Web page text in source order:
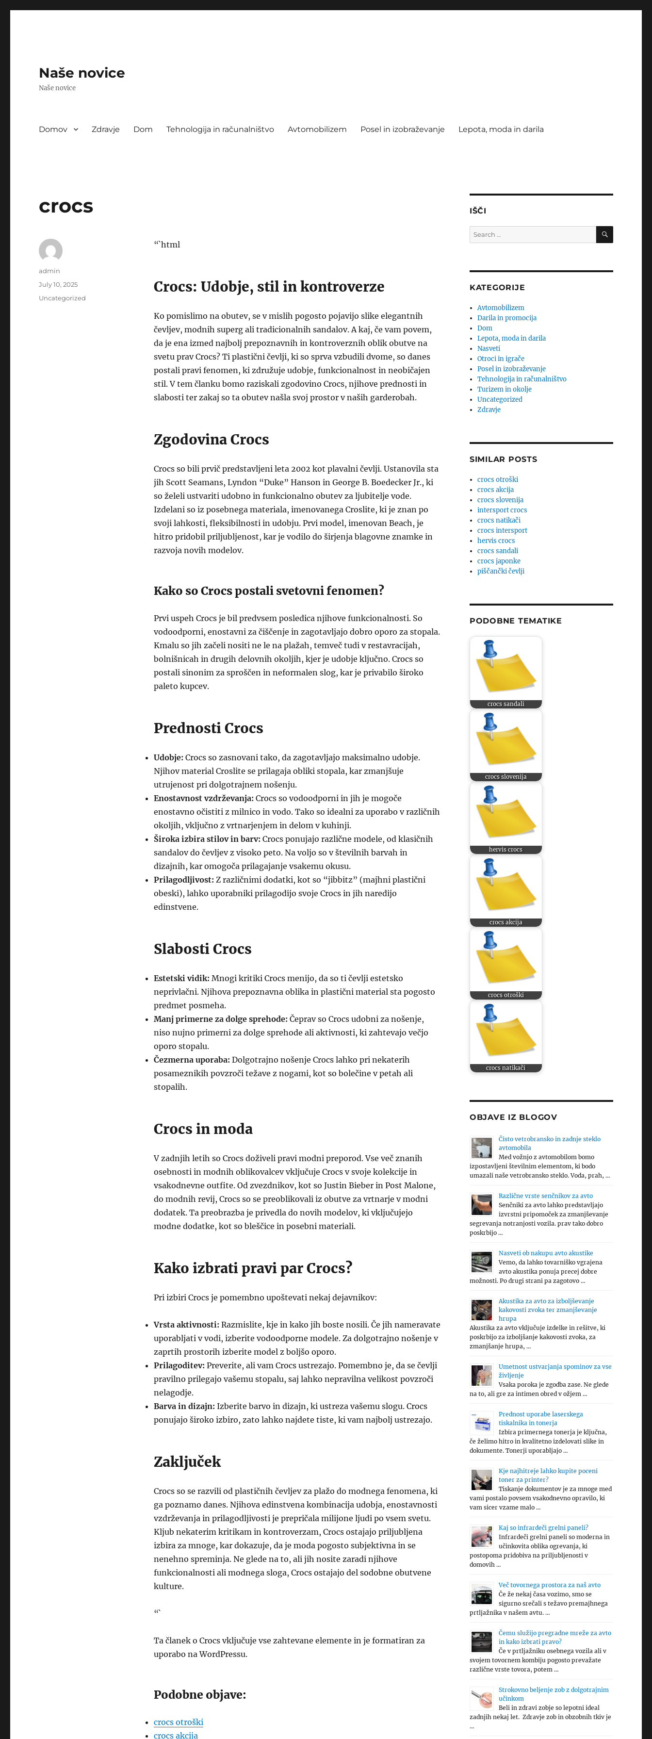
Naše novice
Naše novice
Domov Zdravje Dom Tehnologija in računalništvo Avtomobilizem Posel in izobraževanje Lepota, moda in darila
crocs
“`html
Crocs: Udobje, stil in kontroverze
Ko pomislimo na obutev, se v mislih pogosto pojavijo slike elegantnih
čevljev, modnih superg ali tradicionalnih sandalov. A kaj, če vam povem,
da je ena izmed najbolj prepoznavnih in kontroverznih oblik obutve na
svetu prav Crocs? Ti plastični čevlji, ki so sprva vzbudili dvome, so danes
postali pravi fenomen, ki združuje udobje, funkcionalnost in neobičajen
stil. V tem članku bomo raziskali zgodovino Crocs, njihove prednosti in
slabosti ter zakaj so ta obutev našla svoj prostor v naših garderobah.
Zgodovina Crocs
Crocs so bili prvič predstavljeni leta 2002 kot plavalni čevlji. Ustanovila sta
jih Scott Seamans, Lyndon “Duke” Hanson in George B. Boedecker Jr., ki
so želeli ustvariti udobno in funkcionalno obutev za ljubitelje vode.
Izdelani so iz posebnega materiala, imenovanega Croslite, ki je znan po
svoji lahkosti, fleksibilnosti in udobju. Prvi model, imenovan Beach, je
hitro pridobil priljubljenost, kar je vodilo do širjenja blagovne znamke in
razvoja novih modelov.
Kako so Crocs postali svetovni fenomen?
Prvi uspeh Crocs je bil predvsem posledica njihove funkcionalnosti. So
vodoodporni, enostavni za čiščenje in zagotavljajo dobro oporo za stopala.
Kmalu so jih začeli nositi ne le na plažah, temveč tudi v restavracijah,
bolnišnicah in drugih delovnih okoljih, kjer je udobje ključno. Crocs so
postali sinonim za sproščen in neformalen slog, kar je privabilo široko
paleto kupcev.
Prednosti Crocs
Udobje: Crocs so zasnovani tako, da zagotavljajo maksimalno udobje.
Njihov material Croslite se prilagaja obliki stopala, kar zmanjšuje
utrujenost pri dolgotrajnem nošenju.
Enostavnost vzdrževanja: Crocs so vodoodporni in jih je mogoče
enostavno očistiti z milnico in vodo. Tako so idealni za uporabo v različnih
okoljih, vključno z vrtnarjenjem in delom v kuhinji.
Široka izbira stilov in barv: Crocs ponujajo različne modele, od klasičnih
sandalov do čevljev z visoko peto. Na voljo so v številnih barvah in
dizajnih, kar omogoča prilagajanje vsakemu okusu.
Prilagodljivost: Z različnimi dodatki, kot so “jibbitz” (majhni plastični
obeski), lahko uporabniki prilagodijo svoje Crocs in jih naredijo
edinstvene.
Slabosti Crocs
Estetski vidik: Mnogi kritiki Crocs menijo, da so ti čevlji estetsko
neprivlačni. Njihova prepoznavna oblika in plastični material sta pogosto
predmet posmeha.
Manj primerne za dolge sprehode: Čeprav so Crocs udobni za nošenje,
niso nujno primerni za dolge sprehode ali aktivnosti, ki zahtevajo večjo
oporo stopalu.
Čezmerna uporaba: Dolgotrajno nošenje Crocs lahko pri nekaterih
posameznikih povzroči težave z nogami, kot so bolečine v petah ali
stopalih.
Crocs in moda
V zadnjih letih so Crocs doživeli pravi modni preporod. Vse več znanih
osebnosti in modnih oblikovalcev vključuje Crocs v svoje kolekcije in
vsakodnevne outfite. Od zvezdnikov, kot so Justin Bieber in Post Malone,
do modnih revij, Crocs so se preoblikovali iz obutve za vrtnarje v modni
dodatek. Ta preobrazba je privedla do novih modelov, ki vključujejo
modne dodatke, kot so bleščice in posebni materiali.
Kako izbrati pravi par Crocs?
Pri izbiri Crocs je pomembno upoštevati nekaj dejavnikov:
Vrsta aktivnosti: Razmislite, kje in kako jih boste nosili. Če jih nameravate
uporabljati v vodi, izberite vodoodporne modele. Za dolgotrajno nošenje v
zaprtih prostorih izberite model z boljšo oporo.
Prilagoditev: Preverite, ali vam Crocs ustrezajo. Pomembno je, da se čevlji
pravilno prilegajo vašemu stopalu, saj lahko nepravilna velikost povzroči
nelagodje.
Barva in dizajn: Izberite barvo in dizajn, ki ustreza vašemu slogu. Crocs
ponujajo široko izbiro, zato lahko najdete tiste, ki vam najbolj ustrezajo.
Zaključek
Crocs so se razvili od plastičnih čevljev za plažo do modnega fenomena, ki
ga poznamo danes. Njihova edinstvena kombinacija udobja, enostavnosti
vzdrževanja in prilagodljivosti je prepričala milijone ljudi po vsem svetu.
Kljub nekaterim kritikam in kontroverzam, Crocs ostajajo priljubljena
izbira za mnoge, kar dokazuje, da je moda pogosto subjektivna in se
nenehno spreminja. Ne glede na to, ali jih nosite zaradi njihove
funkcionalnosti ali modnega sloga, Crocs ostajajo del sodobne obutvene
kulture.
“`
Ta članek o Crocs vključuje vse zahtevane elemente in je formatiran za
uporabo na WordPressu.
Podobne objave:
crocs otroški
crocs akcija
Author
admin
Posted
July 10, 2025
Categories
Uncategorized
IŠČI
Search
for:
SEARCH
KATEGORIJE
Avtomobilizem
Darila in promocija
Dom
Lepota, moda in darila
Nasveti
Otroci in igrače
Posel in izobraževanje
Tehnologija in računalništvo
Turizem in okolje
Uncategorized
Zdravje
SIMILAR POSTS
crocs otroški
crocs akcija
crocs slovenija
intersport crocs
crocs natikači
crocs intersport
hervis crocs
crocs sandali
crocs japonke
piščančki čevlji
PODOBNE TEMATIKE
crocs sandali
crocs slovenija
hervis crocs
crocs akcija
crocs otroški
crocs natikači
OBJAVE IZ BLOGOV
Čisto vetrobransko in zadnje steklo
avtomobila
Med vožnjo z avtomobilom bomo
izpostavljeni številnim elementom, ki bodo
umazali naše vetrobransko steklo. Voda, prah, …
Različne vrste senčnikov za avto
Senčniki za avto lahko predstavljajo
izvrstni pripomoček za zmanjševanje
segrevanja notranjosti vozila. prav tako dobro
poskrbijo …
Nasveti ob nakupu avto akustike
Vemo, da lahko tovarniško vgrajena
avto akustika ponuja precej dobre
možnosti. Po drugi strani pa zagotovo …
Akustika za avto za izboljševanje
kakovosti zvoka ter zmanjševanje
hrupa
Akustika za avto vključuje izdelke in rešitve, ki
poskrbijo za izboljšanje kakovosti zvoka, za
zmanjšanje hrupa, …
Umetnost ustvarjanja spominov za vse
življenje
Vsaka poroka je zgodba zase. Ne glede
na to, ali gre za intimen obred v ožjem …
Prednost uporabe laserskega
tiskalnika in tonerja
Izbira primernega tonerja je ključna,
če želimo hitro in kvalitetno izdelovati slike in
dokumente. Tonerji uporabljajo …
Kje najhitreje lahko kupite poceni
toner za printer?
Tiskanje dokumentov je za mnoge med
vami postalo povsem vsakodnevno opravilo, ki
vam sicer vzame malo …
Kaj so infrardeči grelni paneli?
Infrardeči grelni paneli so moderna in
učinkovita oblika ogrevanja, ki
postopoma pridobiva na priljubljenosti v
domovih …
Več tovornega prostora za naš avto
Če že nekaj časa vozimo, smo se
sigurno srečali s težavo premajhnega
prtljažnika v našem avtu. …
Čemu služijo pregradne mreže za avto
in kako izbrati pravo?
Če v prtljažniku osebnega vozila ali v
svojem tovornem kombiju pogosto prevažate
različne vrste tovora, potem …
Strokovno beljenje zob z dolgotrajnim
učinkom
Beli in zdravi zobje so lepotni ideal
zadnjih nekaj let. Zdravje zob in obzobnih tkiv je
…